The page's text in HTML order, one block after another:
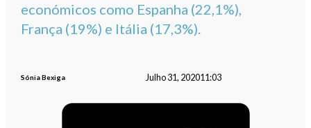
económicos como Espanha (22,1%),
França (19%) e Itália (17,3%).
Sónia Bexiga Julho 31, 202011:03